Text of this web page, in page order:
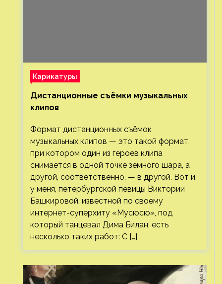
Карикатуры
Дистанционные съёмки музыкальных
клипов⁠⁠
Формат дистанционных съёмок
музыкальных клипов — это такой формат,
при котором один из героев клипа
снимается в одной точке земного шара, а
другой, соответственно, — в другой. Вот и
у меня, петербургской певицы Виктории
Башкировой, известной по своему
интернет-суперхиту «Мусюсю», под
который танцевал Дима Билан, есть
несколько таких работ: С […]